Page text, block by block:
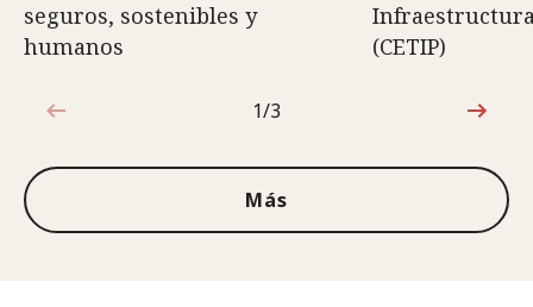
seguros, sostenibles y
humanos
(CETIP)
1de3
1/3
Más